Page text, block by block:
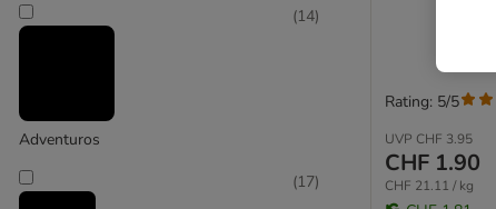
Advance
Bello Pasta
Adventuros
(14)
(17)
UVP CHF 3.95
CHF 1.90
CHF 21.11 / kg
Rating: 5/5